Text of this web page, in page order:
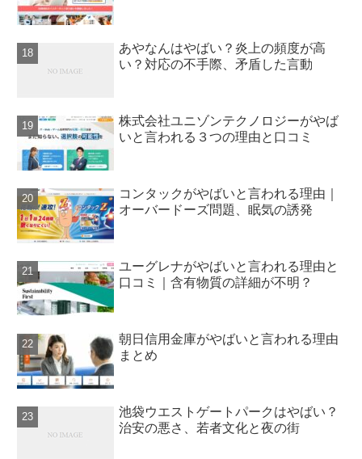
あやなんはやばい？炎上の頻度が高
い？対応の不手際、矛盾した言動
株式会社ユニゾンテクノロジーがやば
いと言われる３つの理由と口コミ
コンタックがやばいと言われる理由｜
オーバードーズ問題、眠気の誘発
ユーグレナがやばいと言われる理由と
口コミ｜含有物質の詳細が不明？
朝日信用金庫がやばいと言われる理由
まとめ
池袋ウエストゲートパークはやばい？
治安の悪さ、若者文化と夜の街